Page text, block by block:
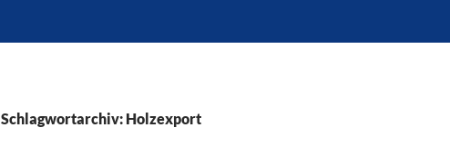
Schlagwortarchiv: Holzexport